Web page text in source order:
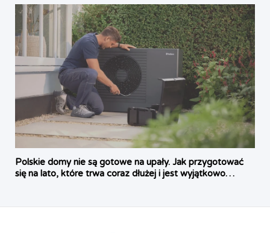
Polskie domy nie są gotowe na upały. Jak przygotować
się na lato, które trwa coraz dłużej i jest wyjątkowo